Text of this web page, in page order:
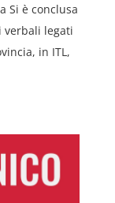
Si è conclusa
verbali legati
in ITL,